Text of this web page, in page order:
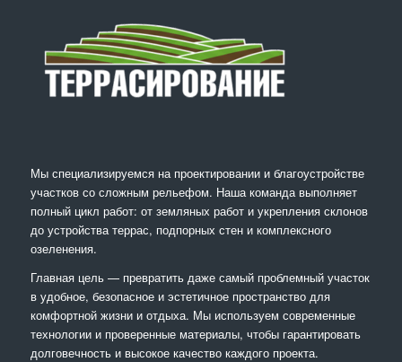
Мы специализируемся на проектировании и благоустройстве
участков со сложным рельефом. Наша команда выполняет
полный цикл работ: от земляных работ и укрепления склонов
до устройства террас, подпорных стен и комплексного
озеленения.
Главная цель — превратить даже самый проблемный участок
в удобное, безопасное и эстетичное пространство для
комфортной жизни и отдыха. Мы используем современные
технологии и проверенные материалы, чтобы гарантировать
долговечность и высокое качество каждого проекта.